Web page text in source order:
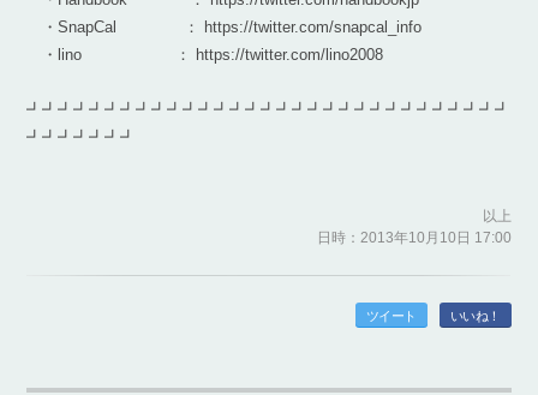
・SnapCal ： https://twitter.com/snapcal_info
・lino ： https://twitter.com/lino2008
┛┛┛┛┛┛┛┛┛┛┛┛┛┛┛┛┛┛┛┛┛┛┛┛┛┛┛┛┛┛┛
┛┛┛┛┛┛┛
以上
日時：2013年10月10日 17:00
ツイート いいね！